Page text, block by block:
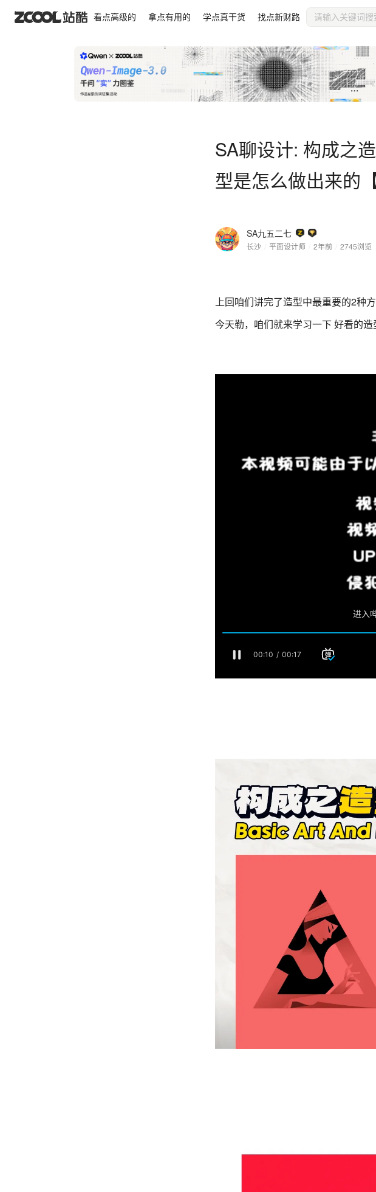
看点高级的 拿点有用的 学点真干货 找点新财路
SA聊设计: 构成之
型是怎么做出来的
SA九五二七
长沙 平面设计师 2年前 2745浏览
SA聊设计: 构成之造型分析法，丰富且好看的造型是怎么做出来的【P10】
上回咱们讲完了造型中最重要的2种
今天勒，咱们就来学习一下 好看的